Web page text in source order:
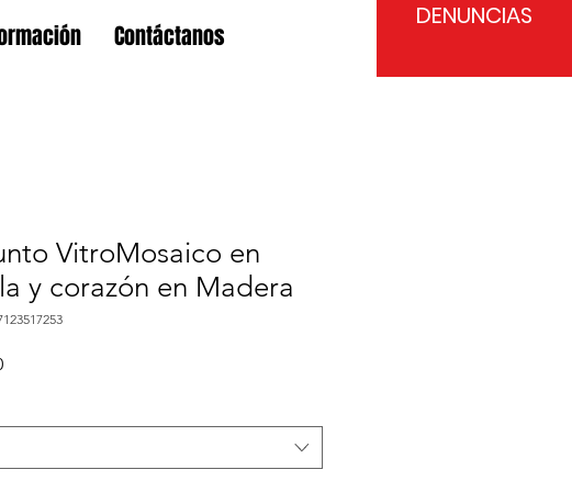
Contáctanos
DENUNCIAS
VitroMosaico en
y corazón en Madera
Precio